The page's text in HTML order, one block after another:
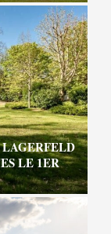
LE 1ER